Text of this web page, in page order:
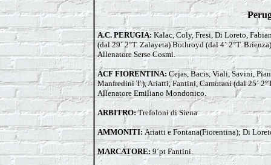
A.C. PERUGIA: Kalac, Coly, Fresi, Di Loreto,
(dal 29´ 2°T. Zalayeta) Bothroyd (dal 4´ 2°T.
Allenatore Serse Cosmi.
ACF FIORENTINA: Cejas, Bacis, Viali, Savini,
Manfredini T.), Ariatti, Fantini, Camorani (dal 25´
Allenatore Emiliano Mondonico.
ARBITRO:Trefoloni di Siena
AMMONITI:Ariatti e Fontana(Fiorentina); Di
MARCATORE: 9´pt Fantini.